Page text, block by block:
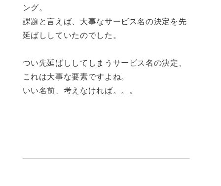
ング。
課題と言えば、大事なサービス名の決定を先
延ばししていたのでした。
つい先延ばししてしまうサービス名の決定、
これは大事な要素ですよね。
いい名前、考えなければ。。。